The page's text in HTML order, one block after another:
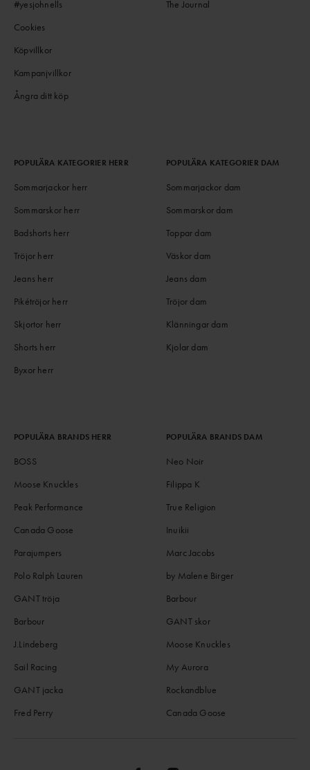
#yesjohnells
Cookies
Köpvillkor
Kampanjvillkor
Ångra ditt köp
The Journal
POPULÄRA KATEGORIER HERR
Sommarjackor herr
Sommarskor herr
Badshorts herr
Tröjor herr
Jeans herr
Pikétröjor herr
Skjortor herr
Shorts herr
Byxor herr
POPULÄRA KATEGORIER DAM
Sommarjackor dam
Sommarskor dam
Toppar dam
Väskor dam
Jeans dam
Tröjor dam
Klänningar dam
Kjolar dam
POPULÄRA BRANDS HERR
BOSS
Moose Knuckles
Peak Performance
Canada Goose
Parajumpers
Polo Ralph Lauren
GANT tröja
Barbour
J.Lindeberg
Sail Racing
GANT jacka
Fred Perry
POPULÄRA BRANDS DAM
Neo Noir
Filippa K
True Religion
Inuikii
Marc Jacobs
by Malene Birger
Barbour
GANT skor
Moose Knuckles
My Aurora
Rockandblue
Canada Goose